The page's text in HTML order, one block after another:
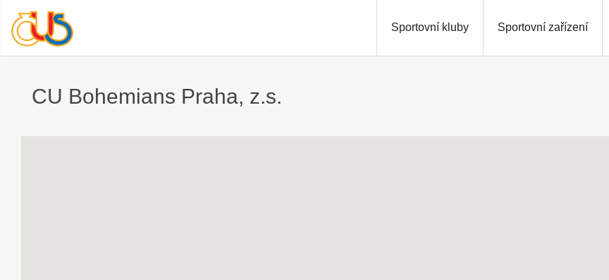
Sportovní kluby Sportovní zařízení
CU Bohemians Praha, z.s.